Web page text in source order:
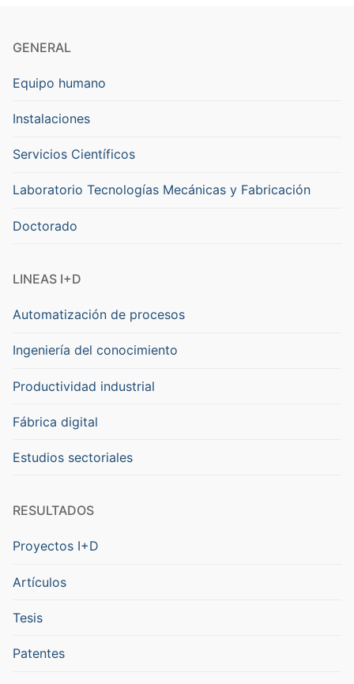
GENERAL
Equipo humano
Instalaciones
Servicios Científicos
Laboratorio Tecnologías Mecánicas y Fabricación
Doctorado
LINEAS I+D
Automatización de procesos
Ingeniería del conocimiento
Productividad industrial
Fábrica digital
Estudios sectoriales
RESULTADOS
Proyectos I+D
Artículos
Tesis
Patentes